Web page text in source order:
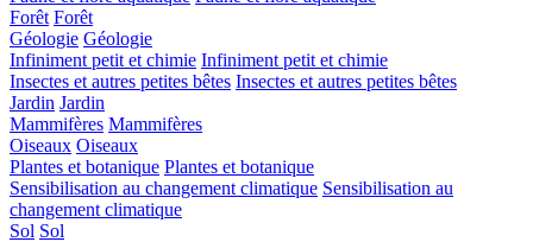
Forêt Forêt
Géologie Géologie
Infiniment petit et chimie Infiniment petit et chimie
Insectes et autres petites bêtes Insectes et autres petites bêtes
Jardin Jardin
Mammifères Mammifères
Oiseaux Oiseaux
Plantes et botanique Plantes et botanique
Sensibilisation au changement climatique Sensibilisation au
changement climatique
Sol Sol